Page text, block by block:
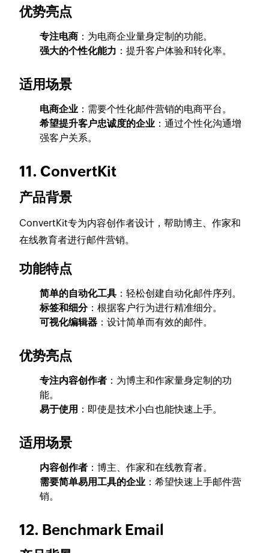
优势亮点
专注电商 ：为电商企业量身定制的功能。
强大的个性化能力 ：提升客户体验和转化率。
适用场景
电商企业 ：需要个性化邮件营销的电商平台。
希望提升客户忠诚度的企业 ：通过个性化沟通增
强客户关系。
11. ConvertKit
产品背景
ConvertKit专为内容创作者设计，帮助博主、作家和
在线教育者进行邮件营销。
功能特点
简单的自动化工具 ：轻松创建自动化邮件序列。
标签和细分：根据客户行为进行精准细分。
可视化编辑器 ：设计简单而有效的邮件。
优势亮点
专注内容创作者 ：为博主和作家量身定制的功
能。
易于使用 ：即使是技术小白也能快速上手。
适用场景
内容创作者 ：博主、作家和在线教育者。
需要简单易用工具的企业 ：希望快速上手邮件营
销。
12. Benchmark Email